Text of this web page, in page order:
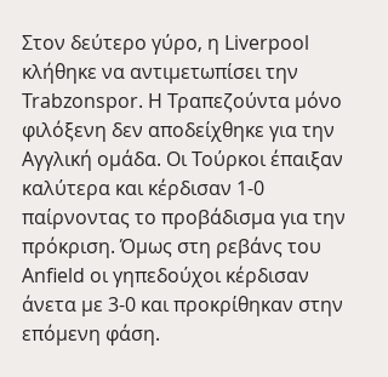
Στον δεύτερο γύρο, η Liverpool
κλήθηκε να αντιμετωπίσει την
Trabzonspor. Η Τραπεζούντα μόνο
φιλόξενη δεν αποδείχθηκε για την
Αγγλική ομάδα. Οι Τούρκοι έπαιξαν
καλύτερα και κέρδισαν 1-0
παίρνοντας το προβάδισμα για την
πρόκριση. Όμως στη ρεβάνς του
Anfield οι γηπεδούχοι κέρδισαν
άνετα με 3-0 και προκρίθηκαν στην
επόμενη φάση.